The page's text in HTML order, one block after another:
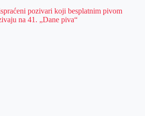
pozivari koji besplatnim pivom
na 41. „Dane piva“